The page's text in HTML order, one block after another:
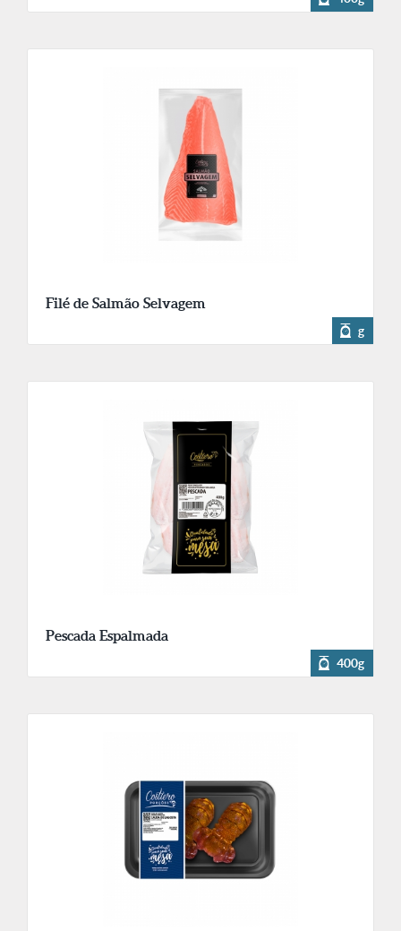
Filé de Salmão Selvagem
g
Pescada Espalmada
400g